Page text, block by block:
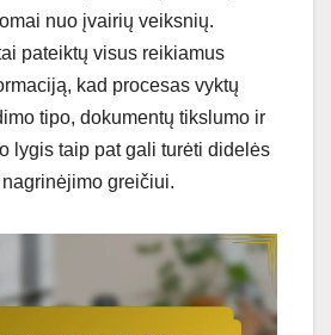
nuo įvairių veiksnių.
pateiktų visus reikiamus
kad procesas vyktų
tipo, dokumentų tikslumo ir
lygis taip pat gali turėti didelės
greičiui.